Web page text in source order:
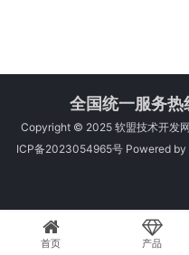
全国统一服务
Copyright © 2025 软盟技术开发网
ICP备2023054965号Powered by
首页 产品